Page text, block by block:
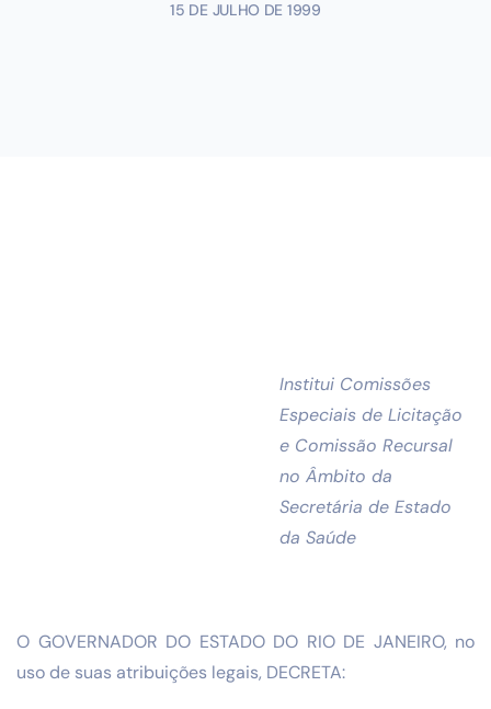
15 DE JULHO DE 1999
Institui Comissões
Especiais de Licitação
e Comissão Recursal
no Âmbito da
Secretária de Estado
da Saúde
O GOVERNADOR DO ESTADO DO RIO DE JANEIRO, no
uso de suas atribuições legais, DECRETA: